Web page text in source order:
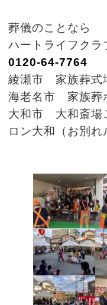
葬儀のことなら
ハートライフク
0120-64-7764
綾瀬市 家族葬式
海老名市 家族葬
大和市 大和斎場
ロン大和（お別れ